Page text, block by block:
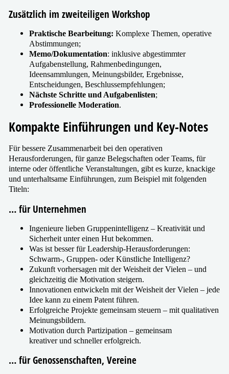
Zusätzlich im zwei­tei­li­gen Workshop
Praktische Bearbeitung: Komplexe Themen, ope­ra­ti­ve
Abstimmungen;
Memo/​Dokumentation: inklu­si­ve abge­stimm­ter
Aufgabenstellung, Rahmenbedingungen,
Ideensammlungen, Meinungsbilder, Ergebnisse,
Entscheidungen, Beschlussempfehlungen;
Nächste Schritte und Aufgabenlisten;
Professionelle Moderation.
Kompakte Einführungen und Key-Notes
Für bes­se­re Zusammenarbeit bei den ope­ra­ti­ven
Herausforderungen, für gan­ze Belegschaften oder Teams, für
inter­ne oder öffent­li­che Veranstaltungen, gibt es kur­ze, kna­cki­ge
und unter­halt­sa­me Einführungen, zum Beispiel mit fol­gen­den
Titeln:
… für Unternehmen
Ingenieure lie­ben Gruppenintelligenz – Kreativität und
Sicherheit unter einen Hut bekommen.
Was ist bes­ser für Leadership-Herausforderungen:
Schwarm‑, Gruppen- oder Künstliche Intelligenz?
Zukunft vor­her­sa­gen mit der Weisheit der Vielen – und
gleich­zei­tig die Motivation steigern.
Innovationen ent­wi­ckeln mit der Weisheit der Vielen – jede
Idee kann zu einem Patent führen.
Erfolgreiche Projekte gemein­sam steu­ern – mit qua­li­ta­ti­ven
Meinungsbildern.
Motivation durch Partizipation – gemein­sam
krea­ti­ver und schnel­ler erfolgreich.
… für Genossenschaften, Vereine